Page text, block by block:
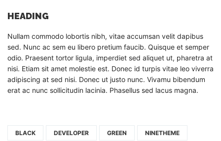
HEADING
Nullam commodo lobortis nibh, vitae accumsan velit dapibus
sed. Nunc ac sem eu libero pretium faucib. Quisque et semper
odio. Praesent tortor ligula, imperdiet sed aliquet ut, pharetra at
nisi. Etiam sit amet molestie est. Donec id turpis vitae leo viverra
adipiscing at sed nisi. Donec ut justo nunc. Vivamu bibendum
erat ac nunc sollicitudin lacinia. Phasellus sed lacus magna.
BLACK DEVELOPER GREEN NINETHEME